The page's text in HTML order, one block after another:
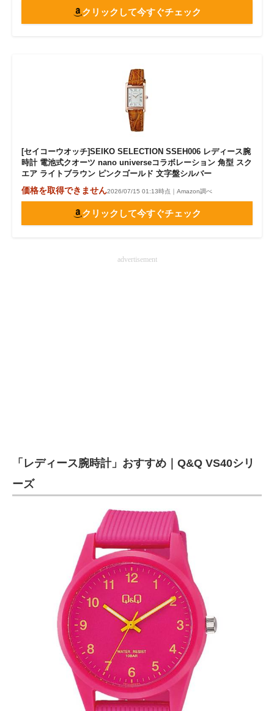
クリックして今すぐチェック
[セイコーウオッチ]SEIKO SELECTION SSEH006 レディース腕
時計 電池式クオーツ nano universeコラボレーション 角型 スク
エア ライトブラウン ピンクゴールド 文字盤シルバー
価格を取得できません2026/07/15 01:13時点｜Amazon調べ
クリックして今すぐチェック
advertisement
「レディース腕時計」おすすめ｜Q&Q VS40シリ
ーズ